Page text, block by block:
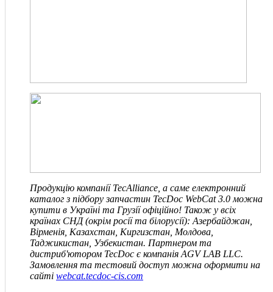
Продукцію компанії TecAlliance, а саме електронний
каталог з підбору запчастин TecDoc WebCat 3.0 можна
купити в Україні та Грузії офіційно! Також у всіх
країнах СНД(окрім росії та білорусії): Азербайджан,
Вірменія, Казахстан, Киргизстан, Молдова,
Таджикистан, Узбекистан. Партнером та
дистриб'ютором TecDoc є компанія AGV LAB LLC.
Замовлення та тестовий доступ можна оформити на
сайті webcat.tecdoc-cis.com